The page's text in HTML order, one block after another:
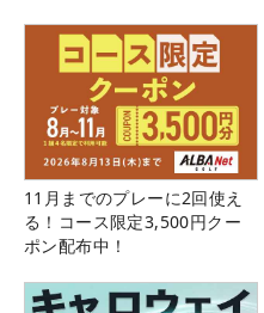
11月までのプレーに2回使え
る！コース限定3,500円クー
ポン配布中！